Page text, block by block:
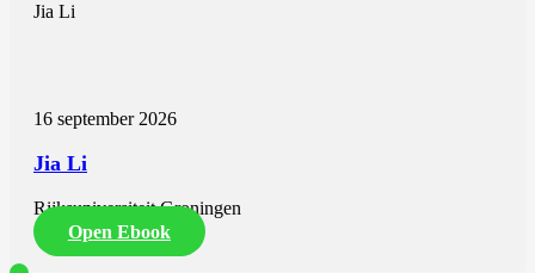
Jia Li
16 september 2026
Jia Li
Rijksuniversiteit Groningen
Open Ebook